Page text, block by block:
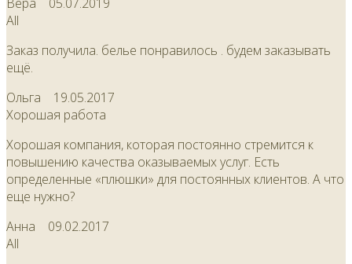
Вера 05.07.2019
All
Заказ получила. белье понравилось . будем заказывать
ещё.
Ольга 19.05.2017
Хорошая работа
Хорошая компания, которая постоянно стремится к
повышению качества оказываемых услуг. Есть
определенные «плюшки» для постоянных клиентов. А что
еще нужно?
Анна 09.02.2017
All